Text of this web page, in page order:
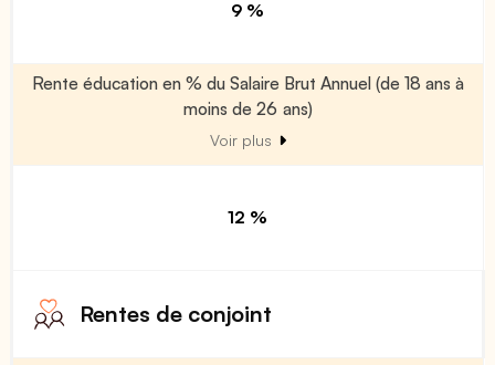
9 %
Rente éducation en % du Salaire Brut Annuel (de 18 ans à
moins de 26 ans)
Voir plus
12 %
Rentes de conjoint